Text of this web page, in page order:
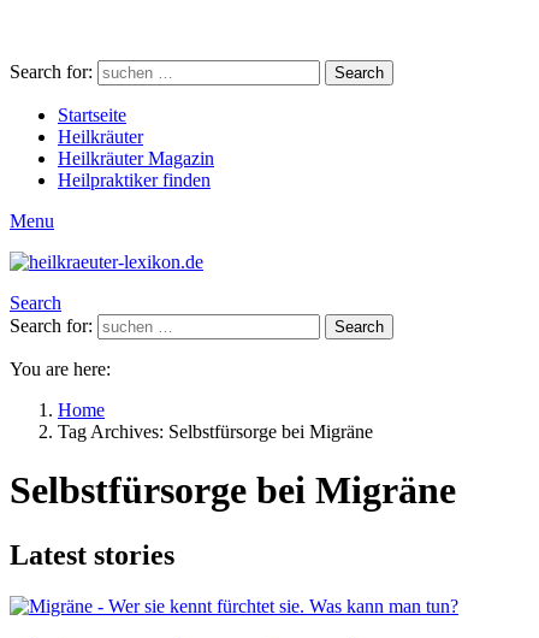
Search for: Search
Startseite
Heilkräuter
Heilkräuter Magazin
Heilpraktiker finden
Menu
Search
Search for:
Search
You are here:
Home
Tag Archives: Selbstfürsorge bei Migräne
Selbstfürsorge bei Migräne
Latest stories